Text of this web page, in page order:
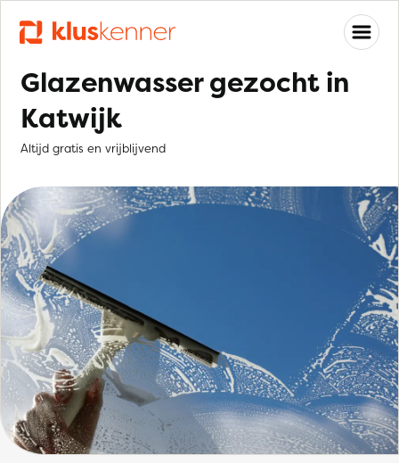
Glazenwasser gezocht in
Katwijk
Altijd gratis en vrijblijvend